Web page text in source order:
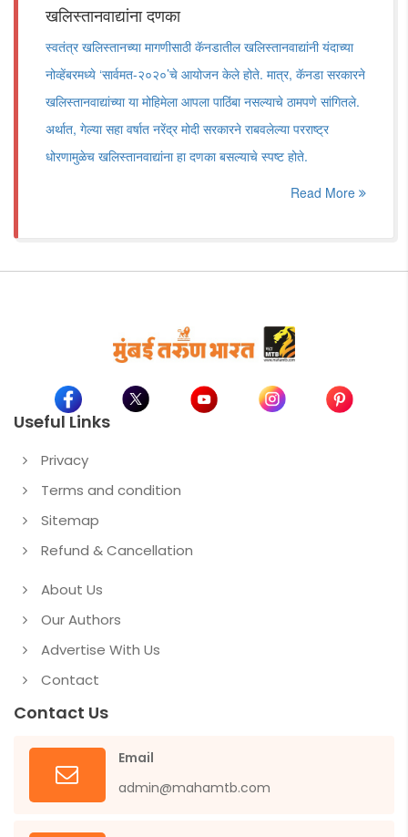
खलिस्तानवाद्यांना दणका
स्वतंत्र खलिस्तानच्या मागणीसाठी कॅनडातील खलिस्तानवाद्यांनी यंदाच्या
नोव्हेंबरमध्ये ‘सार्वमत-२०२०’चे आयोजन केले होते. मात्र, कॅनडा सरकारने
खलिस्तानवाद्यांच्या या मोहिमेला आपला पाठिंबा नसल्याचे ठामपणे सांगितले.
अर्थात, गेल्या सहा वर्षात नरेंद्र मोदी सरकारने राबवलेल्या परराष्ट्र
धोरणामुळेच खलिस्तानवाद्यांना हा दणका बसल्याचे स्पष्ट होते.
Read More
Useful Links
Privacy
Terms and condition
Sitemap
Refund & Cancellation
About Us
Our Authors
Advertise With Us
Contact
Contact Us
Email
admin@mahamtb.com